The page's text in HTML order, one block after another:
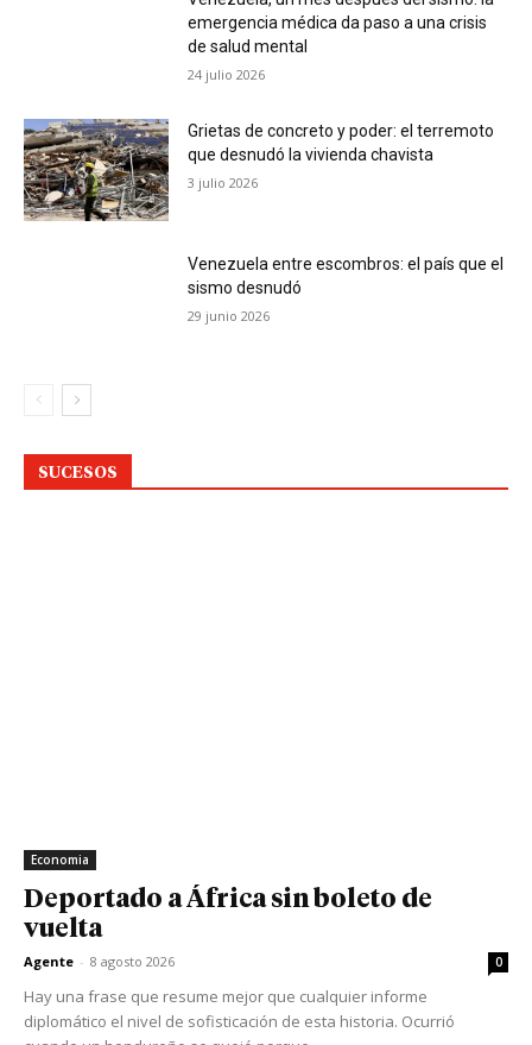
emergencia médica da paso a una crisis
de salud mental
24 julio 2026
Grietas de concreto y poder: el terremoto
que desnudó la vivienda chavista
3 julio 2026
Venezuela entre escombros: el país que el
sismo desnudó
29 junio 2026
SUCESOS
Economia
Deportado a África sin boleto de
vuelta
Agente - 8 agosto 2026 0
Hay una frase que resume mejor que cualquier informe
diplomático el nivel de sofisticación de esta historia. Ocurrió